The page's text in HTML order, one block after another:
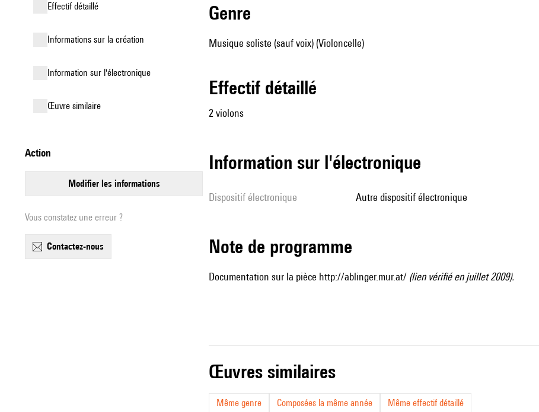
effectif détaillé
informations sur la création
Information sur l'électronique
œuvre similaire
action
modifier les informations
Vous constatez une erreur ?
contactez-nous
genre
Musique soliste (sauf voix) (Violoncelle)
effectif détaillé
2 violons
Information sur l'électronique
Dispositif électronique autre dispositif électronique
Note de programme
Documentation sur la pièce http://ablinger.mur.at/ (lien vérifié en juillet 2009).
œuvres similaires
Même genre Composées la même année Même effectif détaillé